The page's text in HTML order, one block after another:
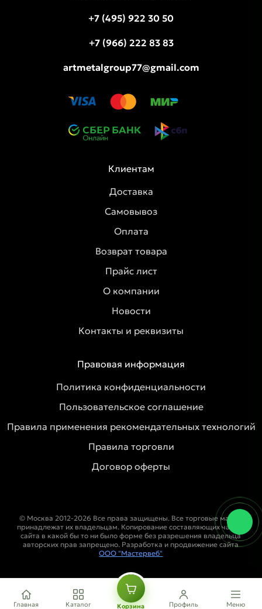
Главная Каталог Корзина Профиль Меню
+7 (495) 922 30 50
+7 (966) 222 83 83
artmetalgroup77@gmail.com
Клиентам
Доставка
Самовывоз
Оплата
Возврат товара
Прайс лист
О компании
Новости
Контакты и реквизиты
Правовая информация
Политика конфиденциальности
Пользовательское соглашение
Правила применения рекомендательных технологий
Правила торговли
Договор оферты
© Москва 2012-2026 Все права защищены. Все торговые марки
принадлежат их владельцам. Копирование составляющих частей
сайта в какой бы то ни было форме без разрешения владельца
авторских прав запрещено. Разработка и продвижение сайта
ООО "Мастервеб"